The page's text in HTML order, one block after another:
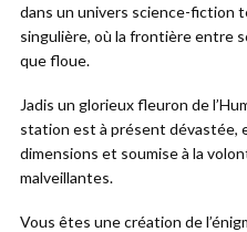
dans un univers science-fiction
singulière, où la frontière entre
que floue.
Jadis un glorieux fleuron de
station est à présent dévastée,
dimensions et soumise à la
malveillantes.
Vous êtes une création de